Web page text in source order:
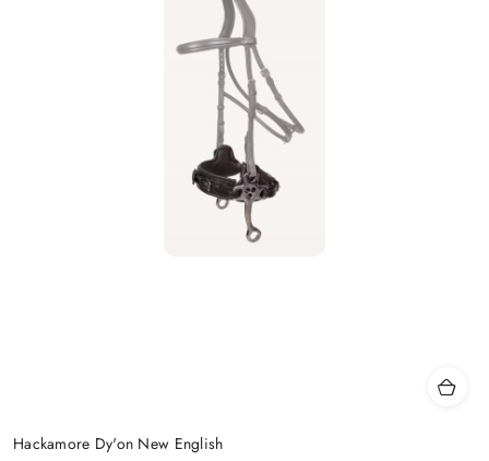
Hackamore Dy'on New English